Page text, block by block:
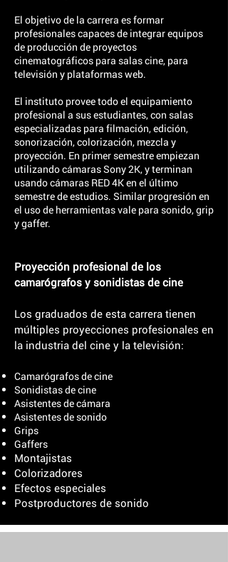
El objetivo de la carrera es formar
profesionales capaces de integrar equipos
de producción de proyectos
cinematográficos para salas cine, para
televisión y plataformas web.
El instituto provee todo el equipamiento
profesional a sus estudiantes, con salas
especializadas para filmación, edición,
sonorización, colorización, mezcla y
proyección. En primer semestre empiezan
utilizando cámaras Sony 2K, y terminan
usando cámaras RED 4K en el último
semestre de estudios. Similar progresión en
el uso de herramientas vale para sonido, grip
y gaffer.
Proyección profesional de los
camarógrafos y sonidistas de cine
Los graduados de esta carrera tienen
múltiples proyecciones profesionales en
la industria del cine y la televisión:
Camarógrafos de cine
Sonidistas de cine
Asistentes de cámara
Asistentes de sonido
Grips
Gaffers
Montajistas
Colorizadores
Efectos especiales
Postproductores de sonido